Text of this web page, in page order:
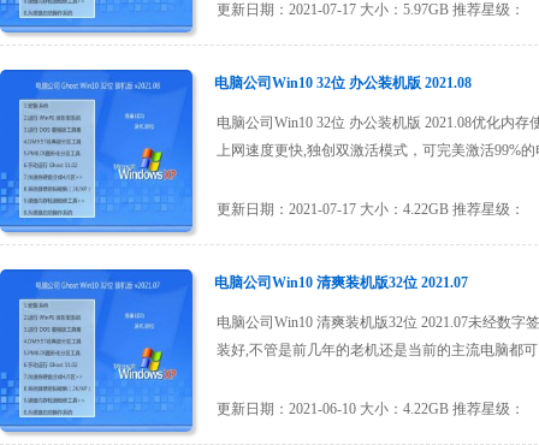
更新日期：2021-07-17 大小：5.97GB 推荐星级：
电脑公司Win10 32位 办公装机版 2021.08
电脑公司Win10 32位 办公装机版 2021.08优化内
上网速度更快,独创双激活模式，可完美激活99%
更新日期：2021-07-17 大小：4.22GB 推荐星级：
电脑公司Win10 清爽装机版32位 2021.07
电脑公司Win10 清爽装机版32位 2021.07未经数
装好,不管是前几年的老机还是当前的主流电脑都
更新日期：2021-06-10 大小：4.22GB 推荐星级：